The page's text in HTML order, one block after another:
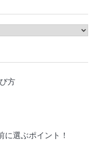
方
に選ぶポイント！